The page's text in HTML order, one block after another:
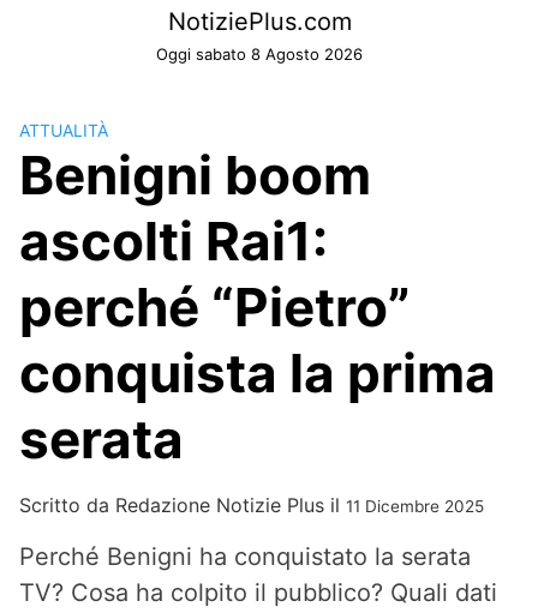
NotiziePlus.com
Oggi sabato 8 Agosto 2026
ATTUALITÀ
Benigni boom
ascolti Rai1:
perché “Pietro”
conquista la prima
serata
Scritto da Redazione Notizie Plus il 11 Dicembre 2025
Perché Benigni ha conquistato la serata
TV? Cosa ha colpito il pubblico? Quali dati